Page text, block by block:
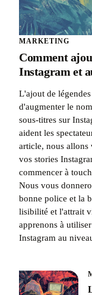
MARKETING
Comment
Instagram et
L'ajout de
d'augmenter le
sous-titres sur
aident les
article, nous allons
vos stories
commencer à
Nous vous
bonne police et la
lisibilité et l'attrait
apprenons à
Instagram au